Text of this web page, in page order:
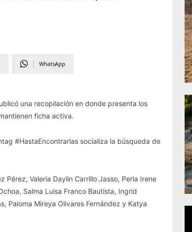
WhatsApp
una recopilación en donde presenta los
ficha activa.
#HastaEncontrarlas socializa la búsqueda de
Pérez, Valeria Daylin Carrillo Jasso, Perla Irene
Salma Luisa Franco Bautista, Ingrid
Paloma Mireya Olivares Fernández y Katya